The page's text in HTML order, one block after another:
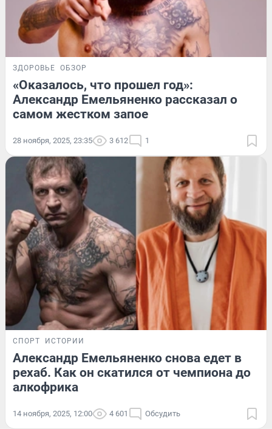
ЗДОРОВЬЕ ОБЗОР
«Оказалось, что прошел год»:
Александр Емельяненко рассказал о
самом жестком запое
28 ноября, 2025, 23:35 3 612 1
СПОРТ ИСТОРИИ
Александр Емельяненко снова едет в
рехаб. Как он скатился от чемпиона до
алкофрика
14 ноября, 2025, 12:00 4 601 Обсудить